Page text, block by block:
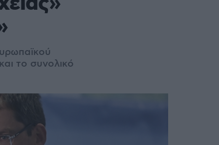
το συνολικό